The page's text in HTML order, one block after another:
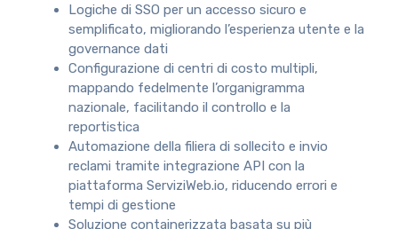
Logiche di SSO per un accesso sicuro e
semplificato, migliorando l’esperienza utente e la
governance dati
Configurazione di centri di costo multipli,
mappando fedelmente l’organigramma
nazionale, facilitando il controllo e la
reportistica
Automazione della filiera di sollecito e invio
reclami tramite integrazione API con la
piattaforma ServiziWeb.io, riducendo errori e
tempi di gestione
Soluzione containerizzata basata su più